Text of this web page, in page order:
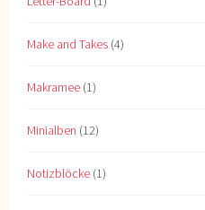
Make and Takes (4)
Makramee (1)
Minialben (12)
Notizblöcke (1)